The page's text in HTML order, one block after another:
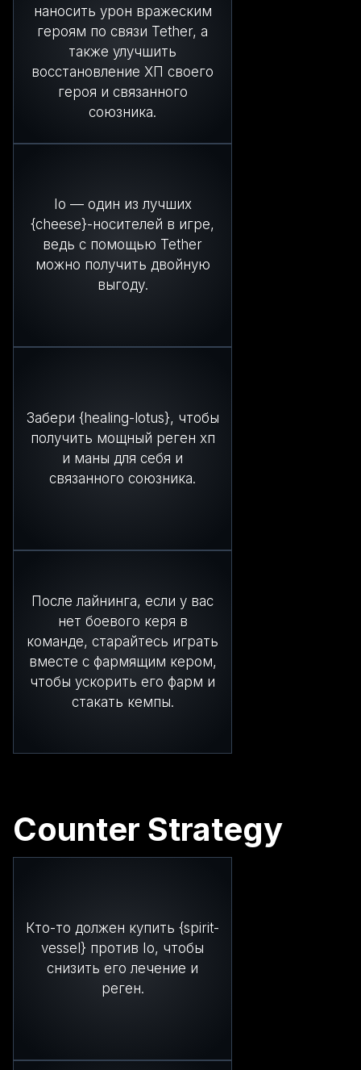
наносить урон вражеским
героям по связи Tether, а
также улучшить
восстановление ХП своего
героя и связанного
союзника.
Io — один из лучших
{cheese}-носителей в игре,
ведь с помощью Tether
можно получить двойную
выгоду.
Забери {healing-lotus}, чтобы
получить мощный реген хп
и маны для себя и
связанного союзника.
После лайнинга, если у вас
нет боевого керя в
команде, старайтесь играть
вместе с фармящим кером,
чтобы ускорить его фарм и
стакать кемпы.
Counter Strategy
Кто-то должен купить {spirit-
vessel} против Io, чтобы
снизить его лечение и
реген.